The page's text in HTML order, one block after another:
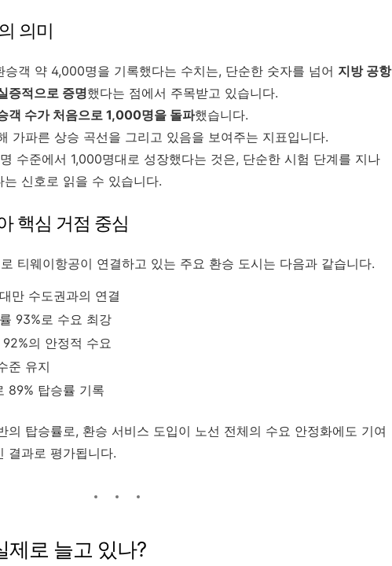
의미
객 약 4,000명을 기록했다는 수치는, 단순한 숫자를 넘어 지방 공항
증적으로 증명했다는 점에서 주목받고 있습니다.
객 수가 처음으로 1,000명을 돌파했습니다.
가파른 상승 곡선을 그리고 있음을 보여주는 지표입니다.
수준에서 1,000명대로 성장했다는 것은, 단순한 시험 단계를 지나
신호로 읽을 수 있습니다.
핵심 거점 중심
티웨이항공이 연결하고 있는 주요 환승 도시는 다음과 같습니다.
만 수도권과의 연결
93%로 수요 최강
의 안정적 수요
준 유지
탑승률 기록
의 탑승률로, 환승 서비스 도입이 노선 전체의 수요 안정화에도 기여
결과로 평가됩니다.
제로 늘고 있나?